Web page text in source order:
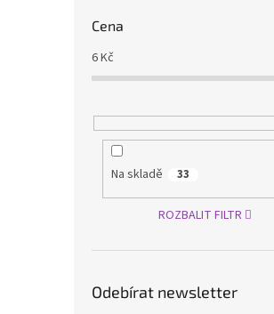
Cena
6Kč
Na skladě 33
ROZBALIT FILTR
Odebírat newsletter